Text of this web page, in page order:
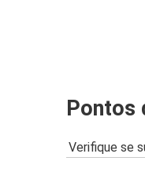
Pontos
Verifique se